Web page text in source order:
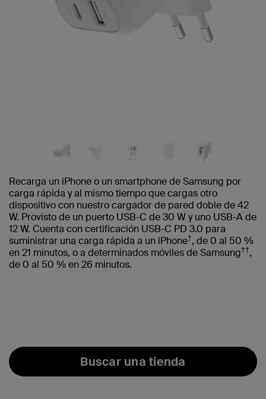
Recarga un iPhone o un smartphone de Samsung por
carga rápida y al mismo tiempo que cargas otro
dispositivo con nuestro cargador de pared doble de 42
W. Provisto de un puerto USB-C de 30 W y uno USB-A de
12 W. Cuenta con certificación USB-C PD 3.0 para
suministrar una carga rápida a un iPhone†, de 0 al 50 %
en 21 minutos, o a determinados móviles de Samsung††,
de 0 al 50 % en 26 minutos.
Buscar una tienda